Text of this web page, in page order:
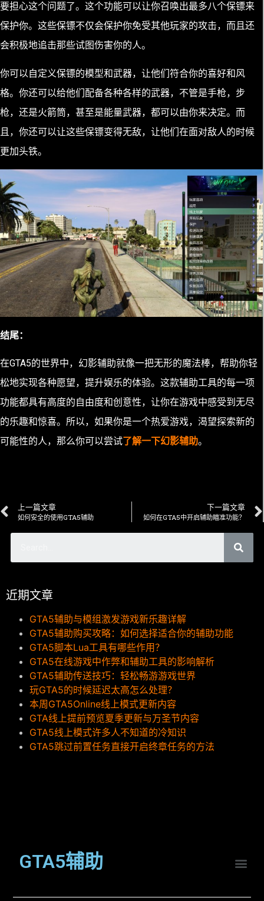
要担心这个问题了。这个功能可以让你召唤出最多八个保镖来
保护你。这些保镖不仅会保护你免受其他玩家的攻击，而且还
会积极地追击那些试图伤害你的人。
你可以自定义保镖的模型和武器，让他们符合你的喜好和风
格。你还可以给他们配备各种各样的武器，不管是手枪，步
枪，还是火箭筒，甚至是能量武器，都可以由你来决定。而
且，你还可以让这些保镖变得无敌，让他们在面对敌人的时候
更加头铁。
结尾：
在GTA5的世界中，幻影辅助就像一把无形的魔法棒，帮助你轻
松地实现各种愿望，提升娱乐的体验。这款辅助工具的每一项
功能都具有高度的自由度和创意性，让你在游戏中感受到无尽
的乐趣和惊喜。所以，如果你是一个热爱游戏，渴望探索新的
可能性的人，那么你可以尝试了解一下幻影辅助。
上一篇文章
如何安全的使用GTA5辅助
下一篇文章
如何在GTA5中开启辅助瞄准功能？
近期文章
GTA5辅助与模组激发游戏新乐趣详解
GTA5辅助购买攻略：如何选择适合你的辅助功能
GTA5脚本Lua工具有哪些作用？
GTA5在线游戏中作弊和辅助工具的影响解析
GTA5辅助传送技巧：轻松畅游游戏世界
玩GTA5的时候延迟太高怎么处理？
本周GTA5Online线上模式更新内容
GTA线上提前预览夏季更新与万圣节内容
GTA5线上模式许多人不知道的冷知识
GTA5跳过前置任务直接开启终章任务的方法
GTA5辅助